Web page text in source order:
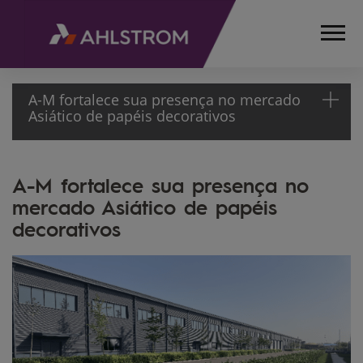
A-M fortalece sua presença no mercado
Asiático de papéis decorativos
MÍDIA
NEWSLETTER
17ª
INSTITUCIONAL
A-M fortalece sua presença no
mercado Asiático de papéis
decorativos